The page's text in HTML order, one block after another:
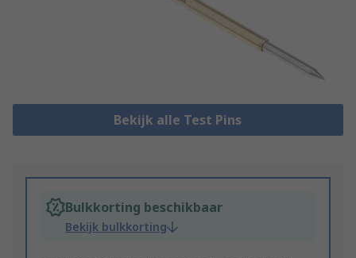
Bekijk alle Test Pins
Bulkkorting beschikbaar
Bekijk bulkkorting